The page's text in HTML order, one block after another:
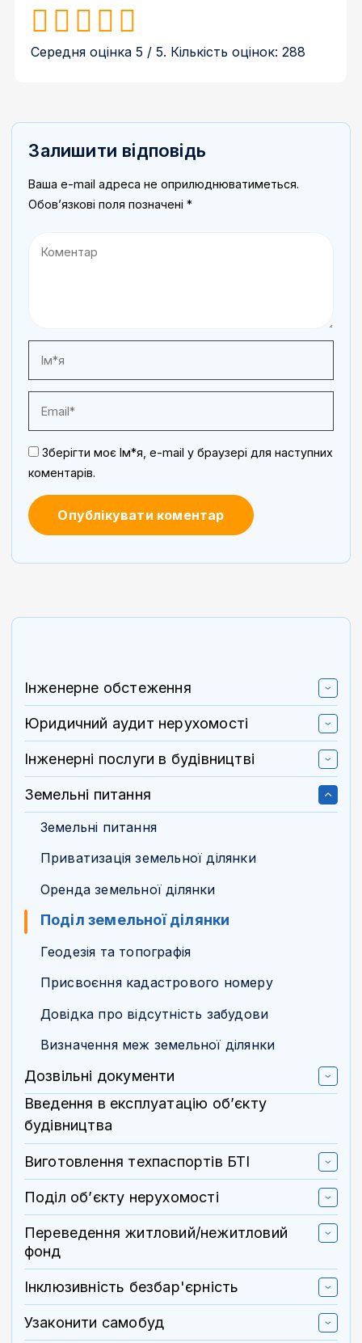
Середня оцінка5 / 5. Кількість оцінок:288
Залишити відповідь
Ваша e-mail адреса не оприлюднюватиметься.
Обов’язкові поля позначені*
Зберігти моє Ім*я, e-mail у браузері для наступних
коментарів.
Інженерне обстеження
Юридичний аудит нерухомості
Інженерні послуги в будівництві
Земельні питання
Земельні питання
Приватизація земельної ділянки
Оренда земельної ділянки
Поділ земельної ділянки
Геодезія та топографія
Присвоєння кадастрового номеру
Довідка про відсутність забудови
Визначення меж земельної ділянки
Дозвільні документи
Введення в експлуатацію об’єкту
будівництва
Виготовлення техпаспортів БТІ
Поділ об’єкту нерухомості
Переведення житловий/нежитловий
фонд
Інклюзивність безбар'єрність
Узаконити самобуд